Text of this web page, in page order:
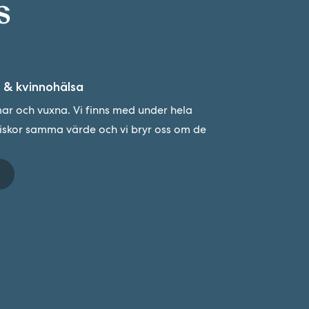
kvinnohälsa
och vuxna. Vi finns med under hela
samma värde och vi bryr oss om de